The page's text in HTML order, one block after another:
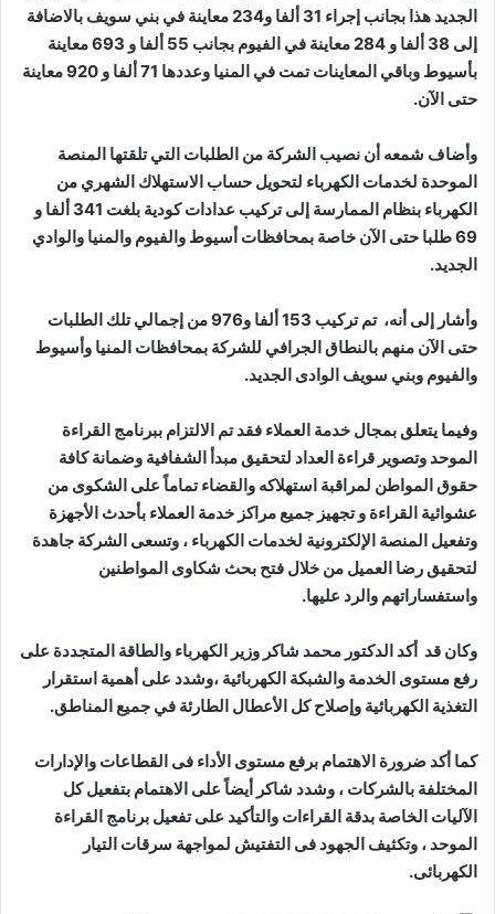
الجديد هذا بجانب إجراء 31 ألفا و234 معاينة في بني سويف بالاضافة
إلى 38 ألفا و 284 معاينة في الفيوم بجانب 55 ألفا و 693 معاينة
بأسيوط وباقي المعاينات تمت في المنيا وعددها 71 ألفا و 920 معاينة
حتى الآن.
وأضاف شمعه أن نصيب الشركة من الطلبات التي تلقتها المنصة
الموحدة لخدمات الكهرباء لتحويل حساب الاستهلاك الشهري من
الكهرباء بنظام الممارسة إلى تركيب عدادات كودية بلغت 341 ألفا و
69 طلبا حتى الآن خاصة بمحافظات أسيوط والفيوم والمنيا والوادي
الجديد.
وأشار إلى أنه، تم تركيب 153 ألفا و976 من إجمالي تلك الطلبات
حتى الآن منهم بالنطاق الجرافي للشركة بمحافظات المنيا وأسيوط
والفيوم وبني سويف الوادى الجديد.
وفيما يتعلق بمجال خدمة العملاء فقد تم الالتزام ببرنامج القراءة
الموحد وتصوير قراءة العداد لتحقيق مبدأ الشفافية وضمانة كافة
حقوق المواطن لمراقبة استهلاكه والقضاء تماماً على الشكوى من
عشوائية القراءة و تجهيز جميع مراكز خدمة العملاء بأحدث الأجهزة
وتفعيل المنصة الإلكترونية لخدمات الكهرباء ، وتسعى الشركة جاهدة
لتحقيق رضا العميل من خلال فتح بحث شكاوى المواطنين
واستفساراتهم والرد عليها.
وكان قد أكد الدكتور محمد شاكر وزير الكهرباء والطاقة المتجددة على
رفع مستوى الخدمة والشبكة الكهربائية ،وشدد على أهمية استقرار
التغذية الكهربائية وإصلاح كل الأعطال الطارئة في جميع المناطق.
كما أكد ضرورة الاهتمام برفع مستوى الأداء فى القطاعات والإدارات
المختلفة بالشركات ، وشدد شاكر أيضاً على الاهتمام بتفعيل كل
الآليات الخاصة بدقة القراءات والتأكيد على تفعيل برنامج القراءة
الموحد ، وتكثيف الجهود فى التفتيش لمواجهة سرقات التيار
الكهربائى.